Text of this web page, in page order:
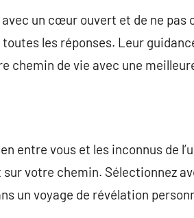
un cœur ouvert et de ne pas
les réponses. Leur
chemin de vie avec une
entre vous et les inconnus de
votre chemin. Sélectionnez
un voyage de révélation